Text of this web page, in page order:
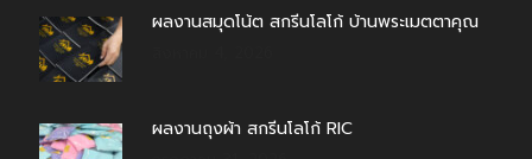
ผลงานสมุดโน้ต สกรีนโลโก้ บ้านพระเมตตาคุณ
ผลงานถุงผ้า สกรีนโลโก้ RIC